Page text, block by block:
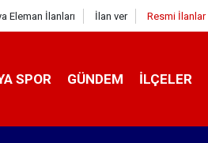
Eleman İlanları İlan ver Resmi İlanlar
SPOR GÜNDEM İLÇELER